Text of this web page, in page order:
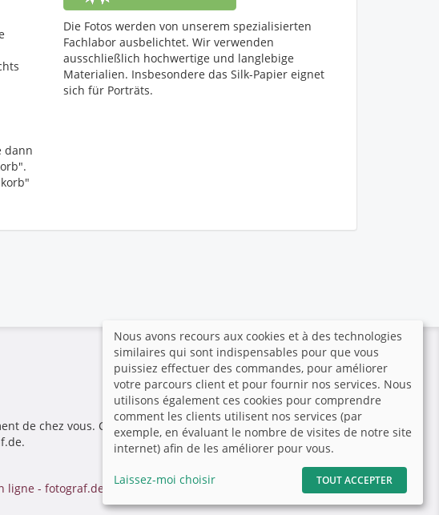
dann
Die Fotos werden von unserem spezialisierten
Fachlabor ausbelichtet. Wir verwenden
ausschließlich hochwertige und langlebige
Materialien. Insbesondere das Silk-Papier eignet
sich für Porträts.
de chez vous. Cette plateforme hautement sécurisée a été
ligne - fotograf.de |
Nous avons recours aux cookies et à des technologies
similaires qui sont indispensables pour que vous
puissiez effectuer des commandes, pour améliorer
votre parcours client et pour fournir nos services. Nous
utilisons également ces cookies pour comprendre
comment les clients utilisent nos services (par
exemple, en évaluant le nombre de visites de notre site
internet) afin de les améliorer pour vous.
Laissez-moi choisir TOUT ACCEPTER